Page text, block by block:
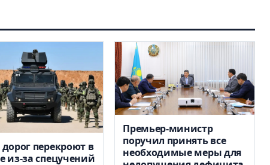
дорог перекроют в
из-за спецучений
Премьер-министр
поручил принять все
необходимые меры для